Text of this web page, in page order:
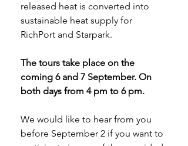
released heat is converted into
sustainable heat supply for
RichPort and Starpark.
The tours take place on the
coming 6 and 7 September. On
both days from 4 pm to 6 pm.
We would like to hear from you
before September 2 if you want to